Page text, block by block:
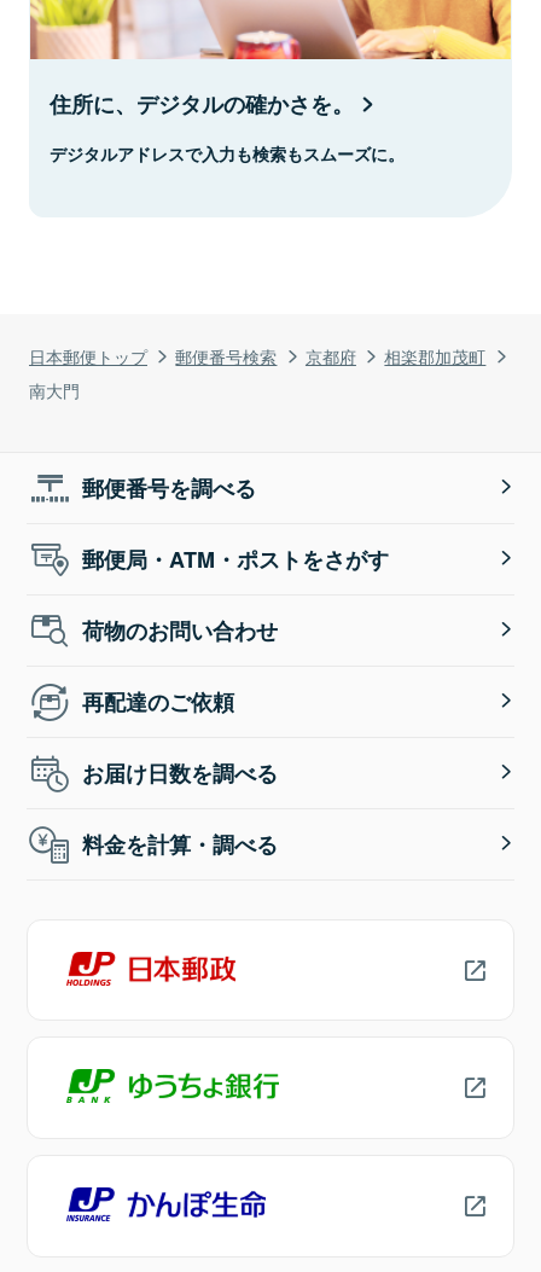
日本郵便トップ 郵便番号検索 京都府
相楽郡加茂町
南大門
住所に、デジタルの確かさを。
デジタルアドレスで入力も検索もスムーズに。
郵便番号を調べる
郵便局・ATM・ポストをさがす
荷物のお問い合わせ
再配達のご依頼
お届け日数を調べる
料金を計算・調べる